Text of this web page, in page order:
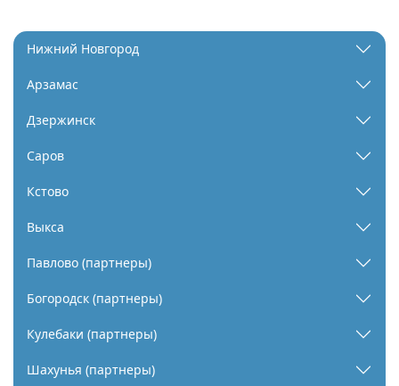
Нижний Новгород
Арзамас
Дзержинск
Саров
Кстово
Выкса
Павлово (партнеры)
Богородск (партнеры)
Кулебаки (партнеры)
Шахунья (партнеры)